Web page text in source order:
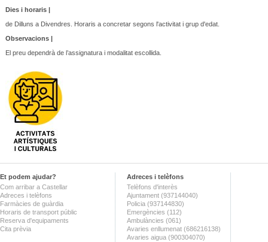
Dies i horaris |
de Dilluns a Divendres. Horaris a concretar segons l'activitat i grup d'edat.
Observacions |
El preu dependrà de l’assignatura i modalitat escollida.
Et podem ajudar?
Com arribar a Castellar
Adreces i telèfons
Farmàcies de guàrdia
Horaris de transport públic
Reserva d'equipaments
Cita prèvia
Adreces i telèfons
Telèfons d'interès
Ajuntament (937144040)
Policia (937144830)
Emergències (112)
Ambulàncies (061)
Avaries enllumenat (686216138)
Avaries aigua (900304070)